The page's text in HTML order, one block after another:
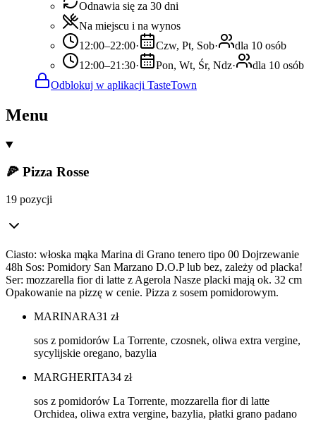
Odnawia się za 30 dni
Na miejscu i na wynos
12:00–22:00· Czw, Pt, Sob·
dla 10 osób
12:00–21:30· Pon, Wt, Śr, Ndz·
dla 10 osób
Odblokuj w aplikacji TasteTown
Menu
🍕 Pizza Rosse
19 pozycji
Ciasto: włoska mąka Marina di Grano tenero tipo 00 Dojrzewanie
48h Sos: Pomidory San Marzano D.O.P lub bez, zależy od placka!
Ser: mozzarella fior di latte z Agerola Nasze placki mają ok. 32 cm
Opakowanie na pizzę w cenie. Pizza z sosem pomidorowym.
MARINARA31 zł
sos z pomidorów La Torrente, czosnek, oliwa extra vergine,
sycylijskie oregano, bazylia
MARGHERITA34 zł
sos z pomidorów La Torrente, mozzarella fior di latte
Orchidea, oliwa extra vergine, bazylia, płatki grano padano